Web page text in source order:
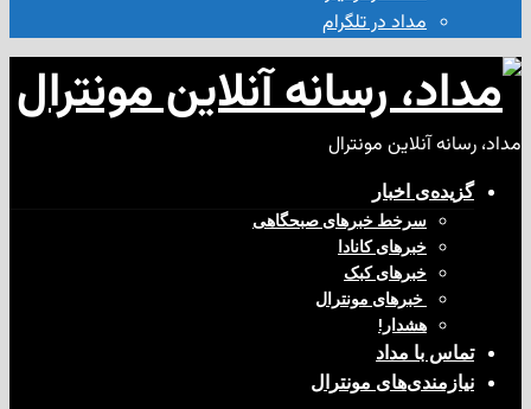
مداد در تلگرام
مونترال
اخبار
سرخط خبرهای صبحگاهی
خبرهای کانادا
خبرهای کبک
‌ خبرهای مونترال
مداد
مونترال